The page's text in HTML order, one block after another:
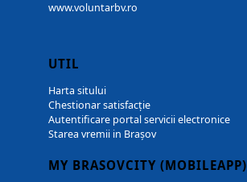
www.voluntarbv.ro
UTIL
Harta sitului
Chestionar satisfacție
Autentificare portal servicii electronice
Starea vremii in Brașov
MY BRASOVCITY (MOBILEAPP)